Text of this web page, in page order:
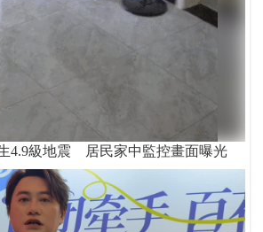
4.9級地震 居民家中監控畫面曝光